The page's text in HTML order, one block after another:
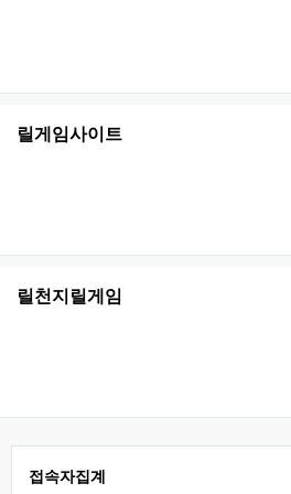
릴게임사이트
릴천지릴게임
접속자집계